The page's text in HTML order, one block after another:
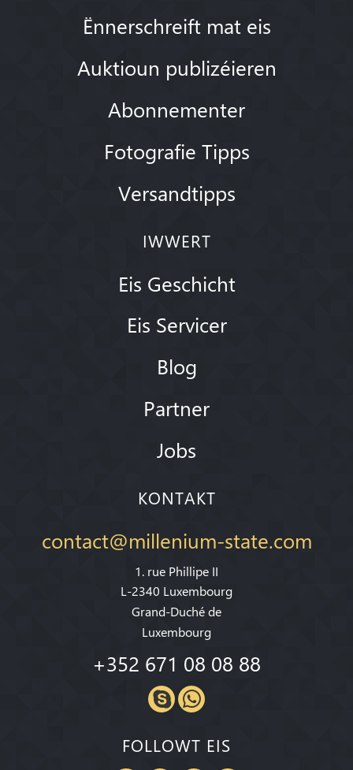
Ënnerschreift mat eis
Auktioun publizéieren
Abonnementer
Fotografie Tipps
Versandtipps
IWWERT
Eis Geschicht
Eis Servicer
Blog
Partner
Jobs
KONTAKT
contact@millenium-state.com
1. rue Phillipe II
L-2340 Luxembourg
Grand-Duché de
Luxembourg
+352 671 08 08 88
FOLLOWT EIS